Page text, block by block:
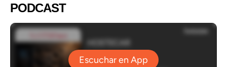
PODCAST